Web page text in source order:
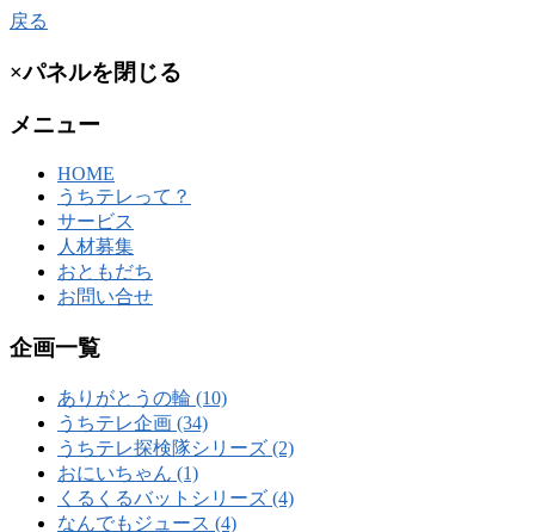
戻る
×パネルを閉じる
メニュー
HOME
うちテレって？
サービス
人材募集
おともだち
お問い合せ
企画一覧
ありがとうの輪 (10)
うちテレ企画 (34)
うちテレ探検隊シリーズ (2)
おにいちゃん (1)
くるくるバットシリーズ (4)
なんでもジュース (4)